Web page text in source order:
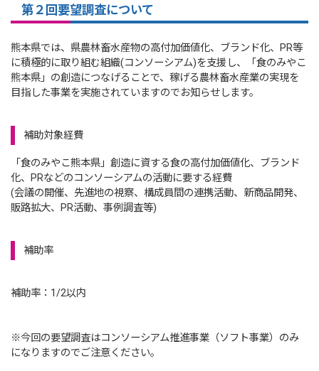
第２回要望調査について
熊本県では、県農林畜水産物の高付加価値化、ブランド化、PR等
に積極的に取り組む組織(コンソーシアム)を支援し、「食のみやこ
熊本県」の創造につなげることで、稼げる農林畜水産業の実現を
目指した事業を実施されていますのでお知らせします。
補助対象経費
「食のみやこ熊本県」創造に資する食の高付加価値化、ブランド
化、PRなどのコンソーシアムの活動に要する経費
(会議の開催、先進地の視察、構成員間の連携活動、新商品開発、
販路拡大、PR活動、事例調査等)
補助率
補助率：1/2以内
※今回の要望調査はコンソーシアム推進事業（ソフト事業）のみ
になりますのでご注意ください。